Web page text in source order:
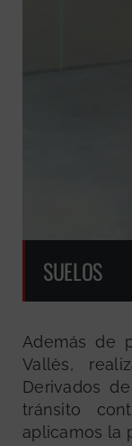
SUELOS
Además de
Vallès,
Derivados
tránsito
aplicamos la